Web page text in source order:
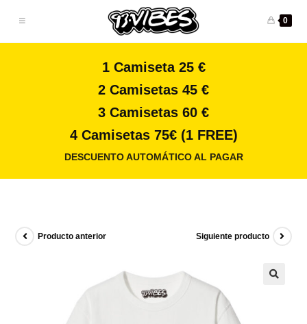
0
1 Camiseta 25 €
2 Camisetas 45 €
3 Camisetas 60 €
4 Camisetas 75€ (1 FREE)
DESCUENTO AUTOMÁTICO AL PAGAR
Producto anterior Siguiente producto